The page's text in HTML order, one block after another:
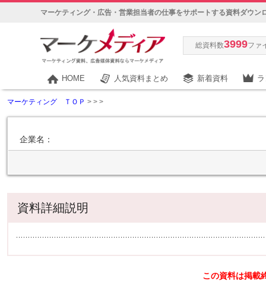
マーケティング・広告・営業担当者の仕事をサポートする資料ダウン
総資料数3999ファ
HOME 人気資料まとめ 新着資料
マーケティング ＴＯＰ > > >
企業名：
資料詳細説明
この資料は掲載